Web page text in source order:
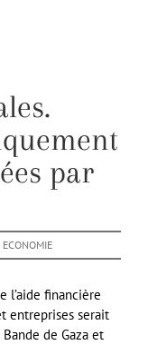
par
ECONOMIE
l’aide financière
entreprises serait
de Gaza et